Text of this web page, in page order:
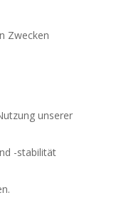
Zwecken
unserer
-stabilität